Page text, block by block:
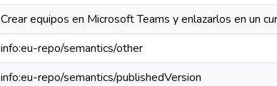
Crear equipos en Microsoft Teams y enlazarlos en un
info:eu-repo/semantics/other
info:eu-repo/semantics/publishedVersion